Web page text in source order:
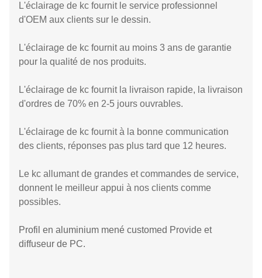
L'éclairage de kc fournit le service professionnel
d'OEM aux clients sur le dessin.
L'éclairage de kc fournit au moins 3 ans de garantie
pour la qualité de nos produits.
L'éclairage de kc fournit la livraison rapide, la livraison
d'ordres de 70% en 2-5 jours ouvrables.
L'éclairage de kc fournit à la bonne communication
des clients, réponses pas plus tard que 12 heures.
Le kc allumant de grandes et commandes de service,
donnent le meilleur appui à nos clients comme
possibles.
Profil en aluminium mené customed Provide et
diffuseur de PC.